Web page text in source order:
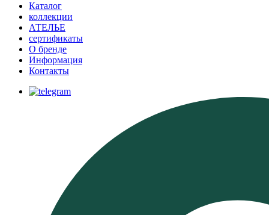
Каталог
коллекции
АТЕЛЬЕ
сертификаты
О бренде
Информация
Контакты